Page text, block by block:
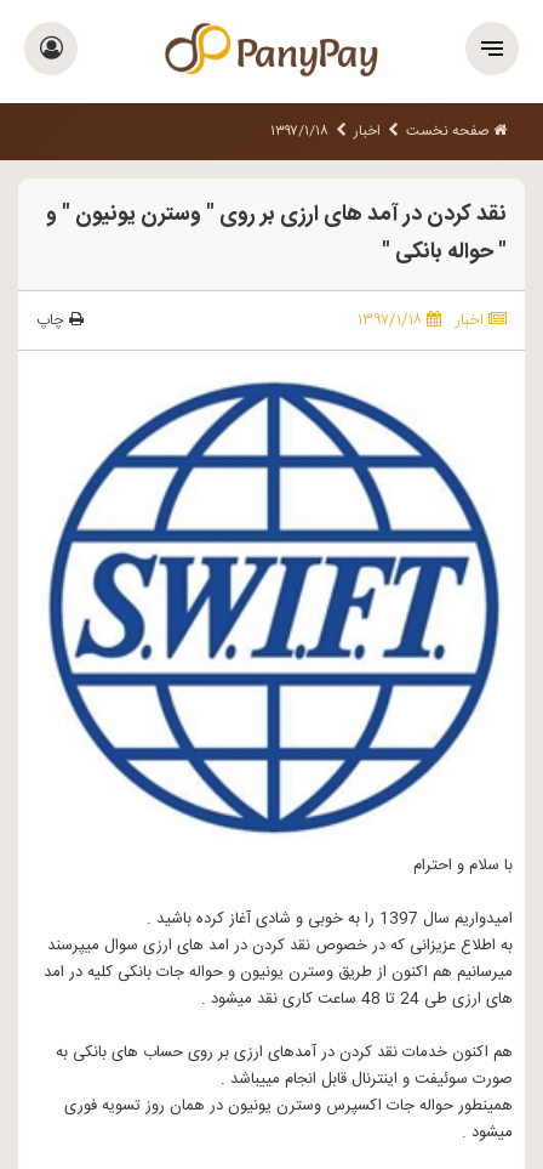
صفحه نخست اخبار ۱۳۹۷/۱/۱۸
نقد کردن در آمد های ارزی بر روی " وسترن یونیون " و
" حواله بانکی "
اخبار ۱۳۹۷/۱/۱۸ چاپ
با سلام و احترام
امیدواریم سال 1397 را به خوبی و شادی آغاز کرده باشید .
به اطلاع عزیزانی که در خصوص نقد کردن در امد های ارزی سوال میپرسند
میرسانیم هم اکنون از طریق وسترن یونیون و حواله جات بانکی کلیه در امد
های ارزی طی 24 تا 48 ساعت کاری نقد میشود .
هم اکنون خدمات نقد کردن در آمدهای ارزی بر روی حساب های بانکی به
صورت سوئیفت و اینترنال قابل انجام مییباشد .
همینطور حواله جات اکسپرس وسترن یونیون در همان روز تسویه فوری
میشود .